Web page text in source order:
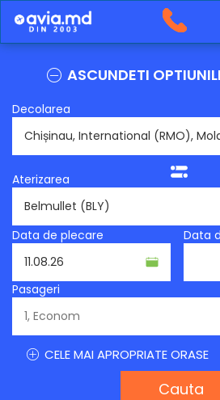
ASCUNDETI
Decolarea
Aterizarea
Data de plecare
Data
Pasageri
CELE MAI APROPRIATE ORASE
Cauta